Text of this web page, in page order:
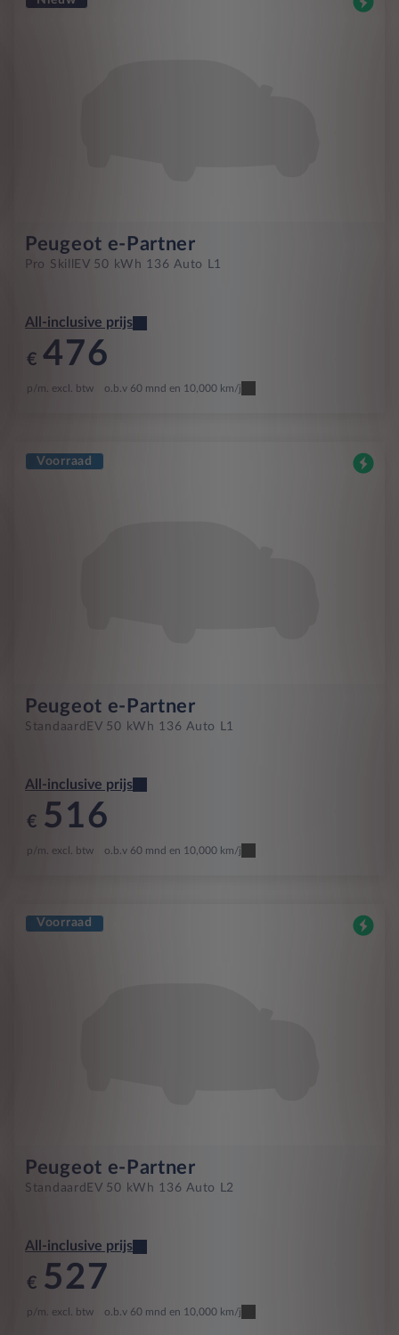
Peugeot e-Partner
Pro Skill EV 50 kWh 136 Auto L1
All-inclusive prijs
€ 476
p/m. excl. btw o.b.v 60 mnd en 10,000 km/j
Voorraad
Peugeot e-Partner
Standaard EV 50 kWh 136 Auto L1
All-inclusive prijs
€ 516
p/m. excl. btw o.b.v 60 mnd en 10,000 km/j
Voorraad
Peugeot e-Partner
Standaard EV 50 kWh 136 Auto L2
All-inclusive prijs
€ 527
p/m. excl. btw o.b.v 60 mnd en 10,000 km/j